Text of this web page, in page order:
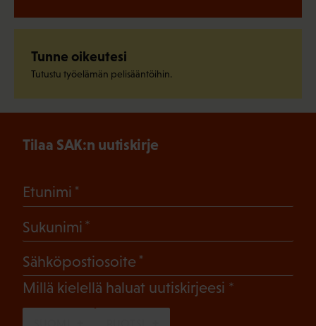
Tunne oikeutesi
Tutustu työelämän pelisääntöihin.
Tilaa SAK:n uutiskirje
Etunimi
Sukunimi
Sähköpostiosoite
Millä kielellä haluat uutiskirjeesi (Pakollinen)